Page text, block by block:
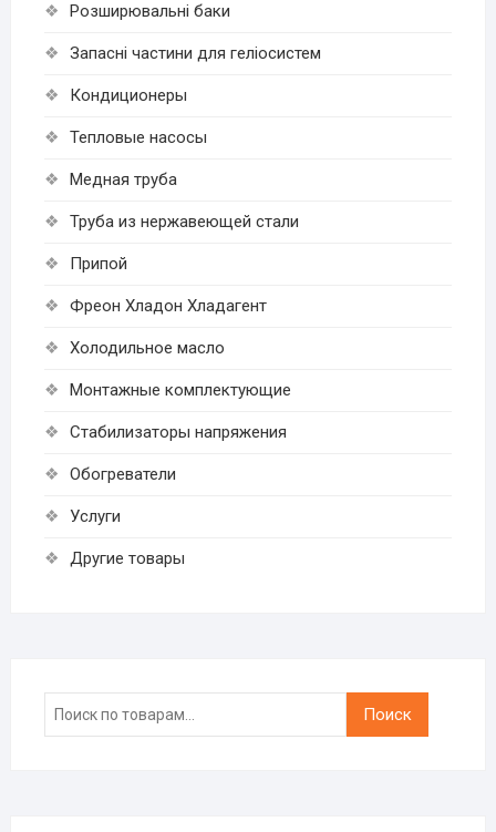
Розширювальні баки
Запасні частини для геліосистем
Кондиционеры
Тепловые насосы
Медная труба
Труба из нержавеющей стали
Припой
Фреон Хладон Хладагент
Холодильное масло
Монтажные комплектующие
Стабилизаторы напряжения
Обогреватели
Услуги
Другие товары
Искать:
Поиск